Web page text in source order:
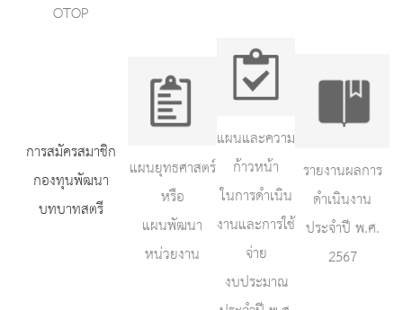
OTOP
การสมัครสมาชิก
กองทุนพัฒนา
บทบาทสตรี
แผนยุทธศาสตร์
หรือ
แผนพัฒนา
หน่วยงาน
แผนและความ
ก้าวหน้า
ในการดำเนิน
งานและการใช้
จ่าย
งบประมาณ
รายงานผลการ
ดำเนินงาน
ประจำปี พ.ศ.
2567